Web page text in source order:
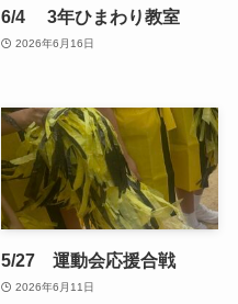
6/4 3年ひまわり教室
2026年6月16日
5/27 運動会応援合戦
2026年6月11日